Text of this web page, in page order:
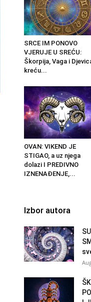
SRCE IM PONOVO
VJERUJE U SREĆU:
Škorpija, Vaga i
kreću...
OVAN: VIKEND JE
STIGAO, a uz njega
dolazi I PREDIVNO
IZNENAĐENJE,...
Izbor autora